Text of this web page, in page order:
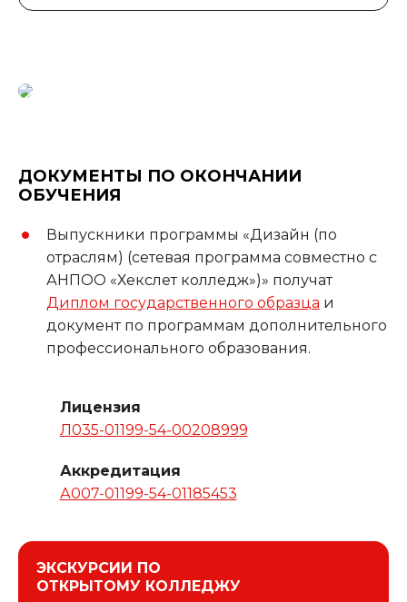
ДОКУМЕНТЫ ПО ОКОНЧАНИИ
ОБУЧЕНИЯ
Выпускники программы «Дизайн (по
отраслям) (сетевая программа совместно с
АНПОО «Хекслет колледж»)» получат
Диплом государственного образца и
документ по программам дополнительного
профессионального образования.
Лицензия
Л035-01199-54-00208999
Аккредитация
А007-01199-54-01185453
ЭКСКУРСИИ ПО
ОТКРЫТОМУ КОЛЛЕДЖУ